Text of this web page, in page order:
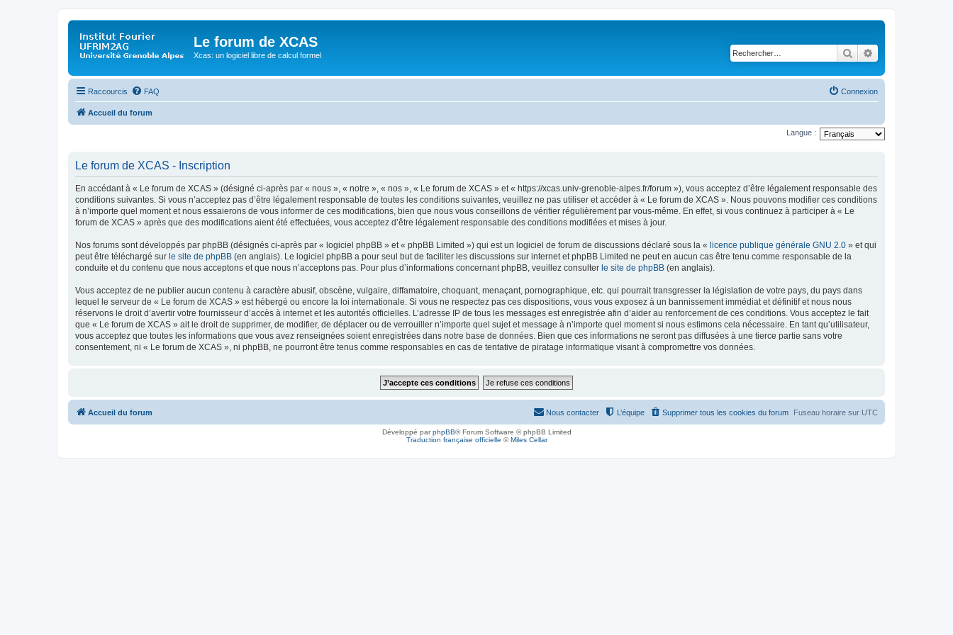
Le forum de XCAS
Xcas: un logiciel libre de calcul formel Rechercher
Raccourcis FAQ Connexion
Accueil du forum
Langue :
Le forum de XCAS - Inscription
En accédant à « Le forum de XCAS » (désigné ci-après par « nous », « notre », « nos », « Le forum de XCAS » et « https://xcas.univ-grenoble-alpes.fr/forum »), vous acceptez d’être légalement responsable des
conditions suivantes. Si vous n’acceptez pas d’être légalement responsable de toutes les conditions suivantes, veuillez ne pas utiliser et accéder à « Le forum de XCAS ». Nous pouvons modifier ces conditions
à n’importe quel moment et nous essaierons de vous informer de ces modifications, bien que nous vous conseillons de vérifier régulièrement par vous-même. En effet, si vous continuez à participer à « Le
forum de XCAS » après que des modifications aient été effectuées, vous acceptez d’être légalement responsable des conditions modifiées et mises à jour.
Nos forums sont développés par phpBB (désignés ci-après par « logiciel phpBB » et « phpBB Limited ») qui est un logiciel de forum de discussions déclaré sous la « licence publique générale GNU 2.0 » et qui
peut être téléchargé sur le site de phpBB (en anglais). Le logiciel phpBB a pour seul but de faciliter les discussions sur internet et phpBB Limited ne peut en aucun cas être tenu comme responsable de la
conduite et du contenu que nous acceptons et que nous n’acceptons pas. Pour plus d’informations concernant phpBB, veuillez consulter le site de phpBB (en anglais).
Vous acceptez de ne publier aucun contenu à caractère abusif, obscène, vulgaire, diffamatoire, choquant, menaçant, pornographique, etc. qui pourrait transgresser la législation de votre pays, du pays dans
lequel le serveur de « Le forum de XCAS » est hébergé ou encore la loi internationale. Si vous ne respectez pas ces dispositions, vous vous exposez à un bannissement immédiat et définitif et nous nous
réservons le droit d’avertir votre fournisseur d’accès à internet et les autorités officielles. L’adresse IP de tous les messages est enregistrée afin d’aider au renforcement de ces conditions. Vous acceptez le fait
que « Le forum de XCAS » ait le droit de supprimer, de modifier, de déplacer ou de verrouiller n’importe quel sujet et message à n’importe quel moment si nous estimons cela nécessaire. En tant qu’utilisateur,
vous acceptez que toutes les informations que vous avez renseignées soient enregistrées dans notre base de données. Bien que ces informations ne seront pas diffusées à une tierce partie sans votre
consentement, ni « Le forum de XCAS », ni phpBB, ne pourront être tenus comme responsables en cas de tentative de piratage informatique visant à compromettre vos données.
Accueil du forum Fuseau horaire sur UTC
Supprimer tous les cookies du forum
L’équipe
Nous contacter
Développé parphpBB® Forum Software © phpBB Limited
Traduction française officielle ©Miles Cellar